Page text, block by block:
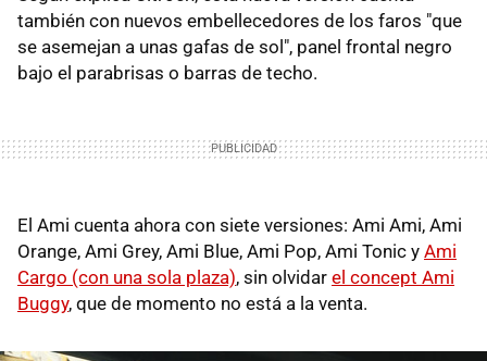
también con nuevos embellecedores de los faros "que
se asemejan a unas gafas de sol", panel frontal negro
bajo el parabrisas o barras de techo.
El Ami cuenta ahora con siete versiones: Ami Ami, Ami
Orange, Ami Grey, Ami Blue, Ami Pop, Ami Tonic y Ami
Cargo (con una sola plaza), sin olvidar el concept Ami
Buggy, que de momento no está a la venta.